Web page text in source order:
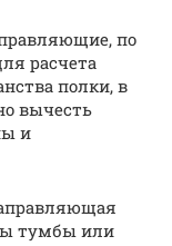
по
расчета
полки, в
вычесть
и
тумбы или